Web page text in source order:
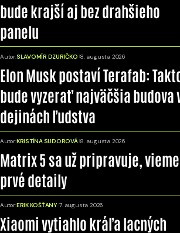
bude krajší aj bez drahšieho
panelu
Autor:SLAVOMÍR DZURIČKO 8. augusta 2026
Elon Musk postaví Terafab:
bude vyzerať najväčšia budova
dejinách ľudstva
Autor:KRISTÍNA SUDOROVÁ 8. augusta 2026
Matrix 5 sa už pripravuje, vieme
prvé detaily
Autor:ERIK KOŠŤANY 7. augusta 2026
Xiaomi vytiahlo kráľa lacných